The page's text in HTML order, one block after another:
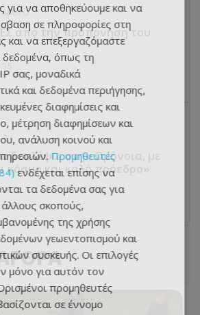
ΆΡΘΡΟ
από την προπόνηση του
δουλέψω στην Ομόνοια, με
κόσμο και καλό πρόεδρο»
ΑΡΘΡΑ
για να αποθηκεύουμε και να
σε πληροφορίες στη
και να επεξεργαζόμαστε
όπως τη
σας, μοναδικά
και δεδομένα περιήγησης,
διαφημίσεις και
μέτρηση διαφημίσεων και
ανάλυση κοινού και
Προμηθευτές
ενδέχεται επίσης να
τα δεδομένα σας για
άλλους σκοπούς,
της χρήσης
γεωεντοπισμού και
συσκευής. Οι επιλογές
μόνο για αυτόν τον
προμηθευτές
σε έννομο